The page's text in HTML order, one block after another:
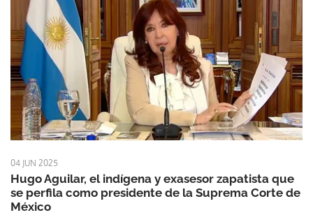
04 JUN 2025
Hugo Aguilar, el indígena y exasesor zapatista que
se perfila como presidente de la Suprema Corte de
México